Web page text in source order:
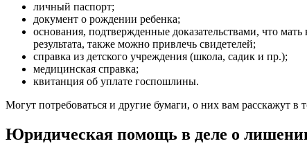
личный паспорт;
документ о рождении ребенка;
основания, подтвержденные доказательствами, что
результата, также можно привлечь свидетелей;
справка из детского учреждения (школа, садик и пр.);
медицинская справка;
квитанция об уплате госпошлины.
Могут потребоваться и другие бумаги, о них вам расскажут в
Юридическая помощь в деле о